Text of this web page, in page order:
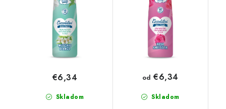
Skladom
€6,34
Skladom
od €6,34